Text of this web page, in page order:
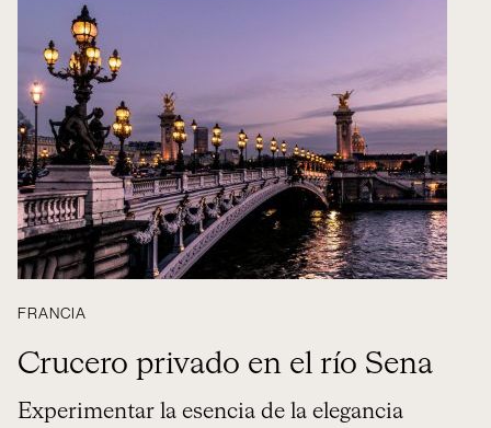
FRANCIA
Crucero privado en el río Sena
Experimentar la esencia de la elegancia